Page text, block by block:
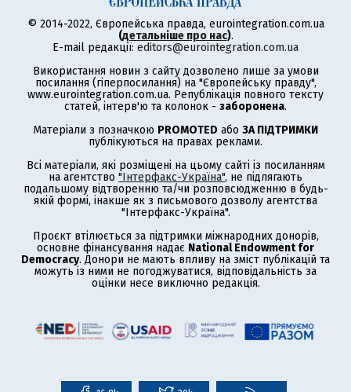
© 2014-2022, Європейська правда, eurointegration.com.ua
(детальніше про нас).
E-mail редакції: editors@eurointegration.com.ua
Використання новин з сайту дозволено лише за умови
посилання (гіперпосилання) на "Європейську правду",
www.eurointegration.com.ua. Републікація повного тексту
статей, інтерв'ю та колонок - заборонена.
Матеріали з позначкою PROMOTED або ЗА ПІДТРИМКИ
публікуються на правах реклами.
Всі матеріали, які розміщені на цьому сайті із посиланням
на агентство "Інтерфакс-Україна", не підлягають
подальшому відтворенню та/чи розповсюдженню в будь-
якій формі, інакше як з письмового дозволу агентства
"Інтерфакс-Україна".
Проєкт втілюється за підтримки міжнародних донорів,
основне фінансування надає National Endowment for
Democracy. Донори не мають впливу на зміст публікацій та
можуть із ними не погоджуватися, відповідальність за
оцінки несе виключно редакція.